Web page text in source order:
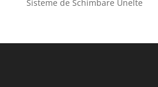
Sisteme de Schimbare Unelte